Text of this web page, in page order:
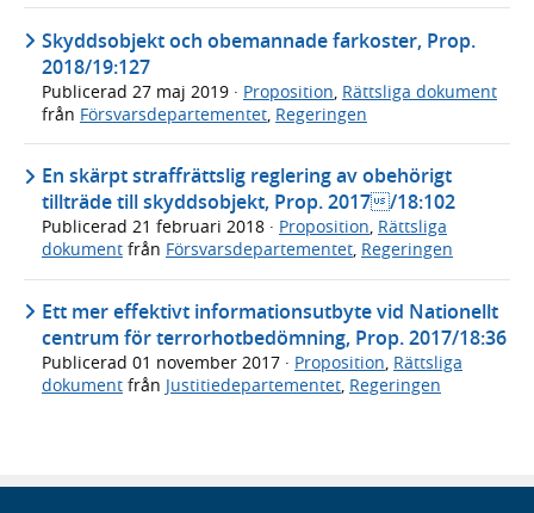
Skyddsobjekt och obemannade farkoster, Prop.
2018/19:127
Publicerad 27 maj 2019 · Proposition, Rättsliga dokument
från Försvarsdepartementet, Regeringen
En skärpt straffrättslig reglering av obehörigt
tillträde till skyddsobjekt, Prop. 2017/18:102
Publicerad 21 februari 2018 · Proposition, Rättsliga
dokument från Försvarsdepartementet, Regeringen
Ett mer effektivt informationsutbyte vid Nationellt
centrum för terrorhotbedömning, Prop. 2017/18:36
Publicerad 01 november 2017 · Proposition, Rättsliga
dokument från Justitiedepartementet, Regeringen